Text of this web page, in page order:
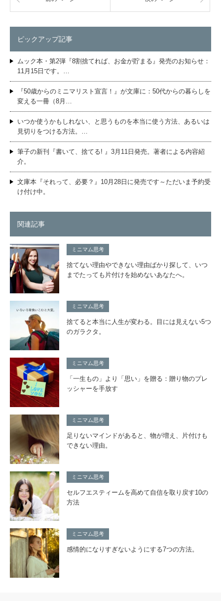
ピックアップ記事
ムック本・第2弾『8割捨てれば、お金が貯まる』発売のお知らせ：
11月15日です。…
『50歳からのミニマリスト宣言！』が文庫に：50代からの暮らしを
変える一冊（8月…
いつか使うかもしれない、と思うものを本当に使う方法、あるいは
見切りをつける方法。…
筆子の新刊『書いて、捨てる! 』3月11日発売。著者による内容紹
介。
文庫本『それって、必要？』10月28日に発売です～ただいま予約受
け付け中。
関連記事
ミニマム思考
捨てない理由やできない理由ばかり探して、いつ
までたっても片付けを始めないあなたへ。
ミニマム思考
捨てると本当に人生が変わる。目には見えない5つ
のガラクタ。
ミニマム思考
「一生もの」より「思い」を贈る：贈り物のプレ
ッシャーを手放す
ミニマム思考
足りないマインドがあると、物が増え、片付けも
できない理由。
ミニマム思考
セルフエスティームを高めて自信を取り戻す10の
方法
ミニマム思考
感情的になりすぎないようにする7つの方法。